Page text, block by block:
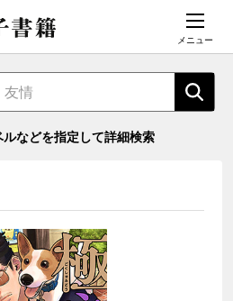
メニュー
などを指定して詳細検索